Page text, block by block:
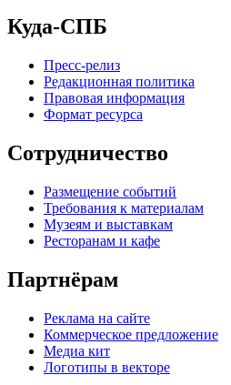
Куда-СПБ
Пресс-релиз
Редакционная политика
Правовая информация
Формат ресурса
Сотрудничество
Размещение событий
Требования к материалам
Музеям и выставкам
Ресторанам и кафе
Партнёрам
Реклама на сайте
Коммерческое предложение
Медиа кит
Логотипы в векторе